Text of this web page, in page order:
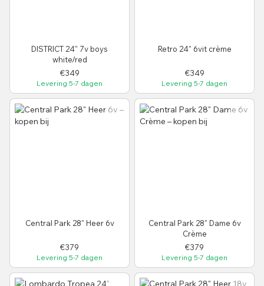
DISTRICT 24" 7v boys
white/red
€349
Levering 5-7 dagen
Retro 24" 6vit crème
€349
Levering 5-7 dagen
Central Park 28" Heer 6v
€379
Levering 5-7 dagen
Central Park 28" Dame 6v
Crème
€379
Levering 5-7 dagen